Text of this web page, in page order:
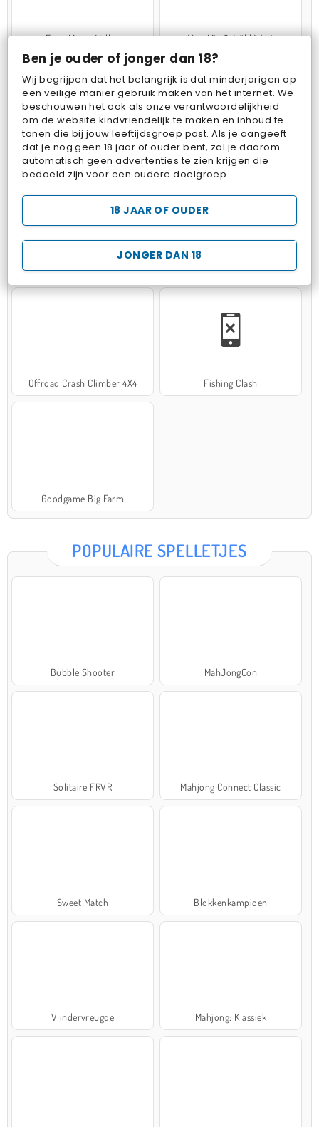
Ben je ouder of jonger dan 18?
Wij begrijpen dat het belangrijk is dat minderjarigen op
een veilige manier gebruik maken van het internet. We
beschouwen het ook als onze verantwoordelijkheid
om de website kindvriendelijk te maken en inhoud te
tonen die bij jouw leeftijdsgroep past. Als je aangeeft
dat je nog geen 18 jaar of ouder bent, zal je daarom
automatisch geen advertenties te zien krijgen die
bedoeld zijn voor een oudere doelgroep.
JONGER DAN 18
18 JAAR OF OUDER
Farm Merge Valley VegaMix 2: Wild West
Pop Fruit Bubbits
Hospital Surgeon Doctor Game Potion Sort
Offroad Crash Climber 4X4 Fishing Clash
Goodgame Big Farm
POPULAIRE SPELLETJES
Bubble Shooter MahJongCon
Solitaire FRVR Mahjong Connect Classic
Sweet Match Blokkenkampioen
Vlindervreugde Mahjong: Klassiek